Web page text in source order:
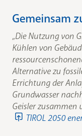
Gemeinsam
„Die Nutzung von
Kühlen von
Alternative zu
Errichtung der
Grundwasser
Geisler zusammen
TIROL 2050